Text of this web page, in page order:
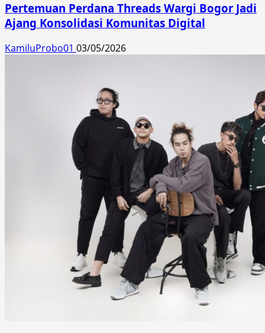
Pertemuan Perdana Threads Wargi Bogor Jadi
Ajang Konsolidasi Komunitas Digital
KamiluProbo01 03/05/2026